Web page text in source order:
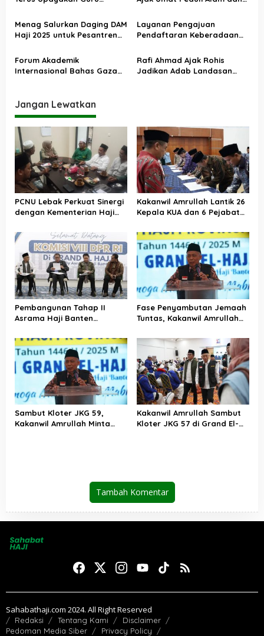
s
Diangkat PPPK
Menag Salurkan Daging DAM
Haji 2025 untuk Pesantren
Layanan Pengajuan
Pendaftaran Keberadaan
Januari 2026
Forum Akademik
Internasional Bahas Gaza
Rafi Ahmad Ajak Rohis
Jadikan Adab Landasan
Jangan Lewatkan
PCNU Lebak Perkuat Sinergi
dengan Kementerian Haji
hingga Pendirian KBIHU
Kakanwil Amrullah Lantik 26
Kepala KUA dan 6 Pejabat
Haji dan Umrah
Pembangunan Tahap II
Asrama Haji Banten
Desember 2025
Fase Penyambutan Jemaah
Tuntas, Kakanwil Amrullah
Sambut Kloter JKG 59,
Kakanwil Amrullah Minta
Kakanwil Amrullah Sambut
Kloter JKG 57 di Grand El-
Tambah Komentar
Sahabathaji.com 2024. All Right Reserved
Redaksi Tentang Kami
Disclaimer
Pedoman Media Siber
Privacy Policy